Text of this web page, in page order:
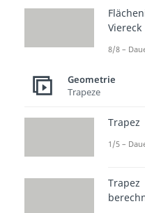
Dauer:
Dauer:
Dauer:
Viereck
8/8 –
Geometrie
Trapeze
Trapez
1/5 –
Trapez